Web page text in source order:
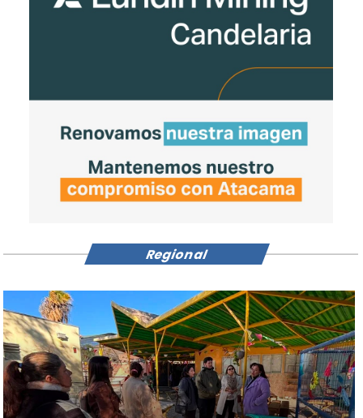
Regional